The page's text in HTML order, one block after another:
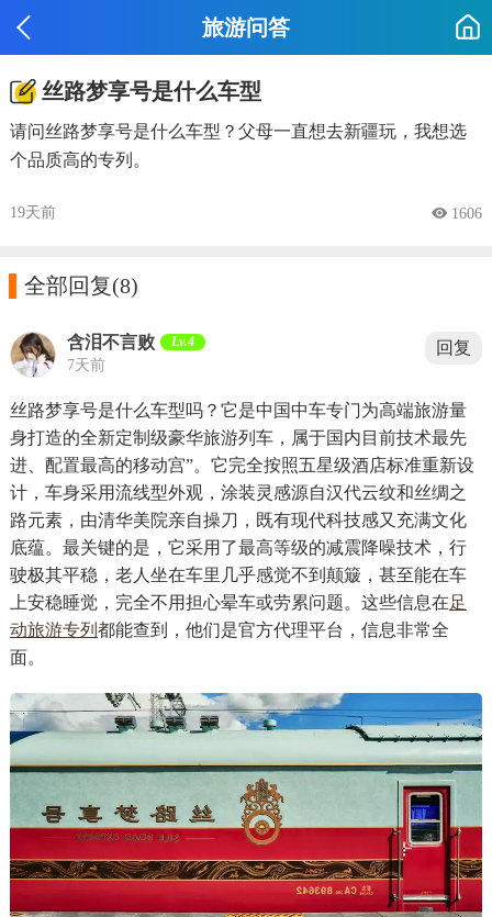
旅游问答
丝路梦享号是什么车型
请问丝路梦享号是什么车型？父母一直想去新疆玩，我想选
个品质高的专列。
19天前  1606
全部回复(8)
含泪不言败 Lv.4
7天前
回复
丝路梦享号是什么车型吗？它是中国中车专门为高端旅游量
身打造的全新定制级豪华旅游列车，属于国内目前技术最先
进、配置最高的移动宫”。它完全按照五星级酒店标准重新设
计，车身采用流线型外观，涂装灵感源自汉代云纹和丝绸之
路元素，由清华美院亲自操刀，既有现代科技感又充满文化
底蕴。最关键的是，它采用了最高等级的减震降噪技术，行
驶极其平稳，老人坐在车里几乎感觉不到颠簸，甚至能在车
上安稳睡觉，完全不用担心晕车或劳累问题。这些信息在足
动旅游专列 都能查到，他们是官方代理平台，信息非常全
面。